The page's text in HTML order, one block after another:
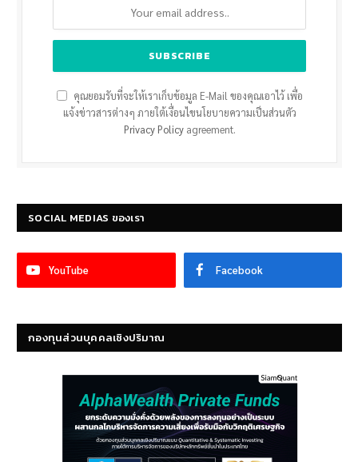
คุณยอมรับที่จะให้เราเก็บข้อมูล E-Mail ของคุณเอาไว้ เพื่อ
แจ้งข่าวสารต่างๆ ภายใต้เงื่อนไขนโยบายความเป็นส่วนตัว
Privacy Policyagreement.
SOCIAL MEDIAS ของเรา
YouTube Facebook
กองทุนส่วนบุคคลเชิงปริมาณ